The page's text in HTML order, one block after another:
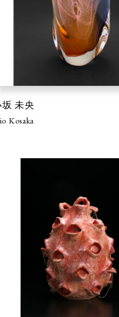
坂 未央
Kosaka